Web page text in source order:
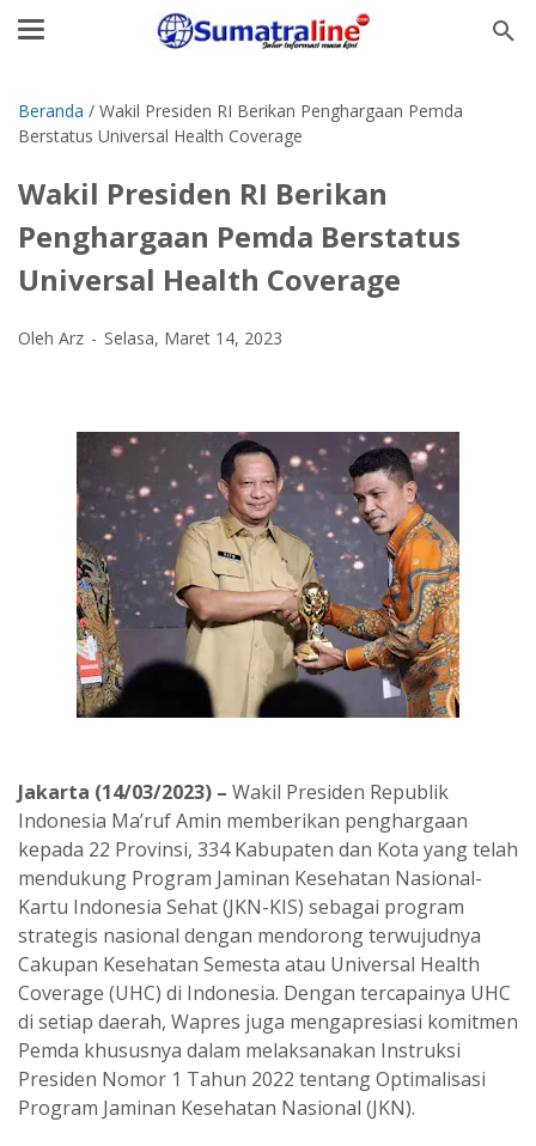
Beranda / Wakil Presiden RI Berikan Penghargaan Pemda
Berstatus Universal Health Coverage
Wakil Presiden RI Berikan
Penghargaan Pemda Berstatus
Universal Health Coverage
Oleh Arz Selasa, Maret 14, 2023
Jakarta (14/03/2023) – Wakil Presiden Republik
Indonesia Ma’ruf Amin memberikan penghargaan
kepada 22 Provinsi, 334 Kabupaten dan Kota yang telah
mendukung Program Jaminan Kesehatan Nasional-
Kartu Indonesia Sehat (JKN-KIS) sebagai program
strategis nasional dengan mendorong terwujudnya
Cakupan Kesehatan Semesta atau Universal Health
Coverage (UHC) di Indonesia. Dengan tercapainya UHC
di setiap daerah, Wapres juga mengapresiasi komitmen
Pemda khususnya dalam melaksanakan Instruksi
Presiden Nomor 1 Tahun 2022 tentang Optimalisasi
Program Jaminan Kesehatan Nasional (JKN).